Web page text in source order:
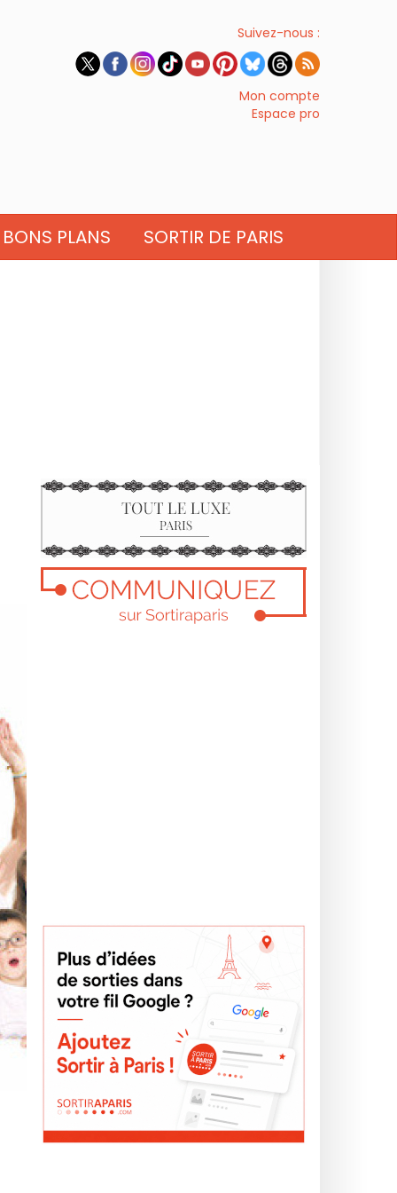
Suivez-nous :
Mon compte
Espace pro
BONS PLANS SORTIR DE PARIS